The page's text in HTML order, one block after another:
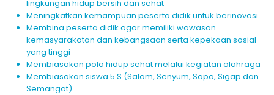
lingkungan hidup bersih dan sehat
Meningkatkan kemampuan peserta didik untuk berinovasi
Membina peserta didik agar memiliki wawasan
kemasyarakatan dan kebangsaan serta kepekaan sosial
yang tinggi
Membiasakan pola hidup sehat melalui kegiatan olahraga
Membiasakan siswa 5 S (Salam, Senyum, Sapa, Sigap dan
Semangat)